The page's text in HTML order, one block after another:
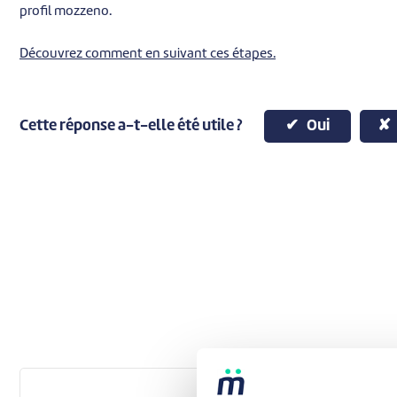
profil mozzeno.
Découvrez comment en suivant ces étapes.
Cette réponse a-t-elle été utile ? Oui